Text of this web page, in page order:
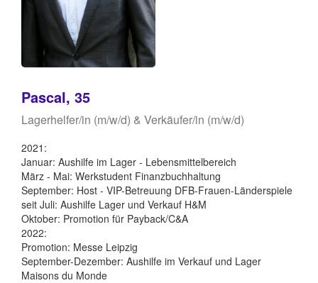
Pascal, 35
Lagerhelfer/in (m/w/d) & Verkäufer/in (m/w/d)
2021:
Januar: Aushilfe im Lager - Lebensmittelbereich
März - Mai: Werkstudent Finanzbuchhaltung
September: Host - VIP-Betreuung DFB-Frauen-Länderspiele
seit Juli: Aushilfe Lager und Verkauf H&M
Oktober: Promotion für Payback/C&A
2022:
Promotion: Messe Leipzig
September-Dezember: Aushilfe im Verkauf und Lager
Maisons du Monde